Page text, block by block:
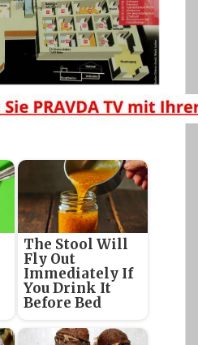
The Stool Will
Fly Out
Immediately If
You Drink It
Before Bed